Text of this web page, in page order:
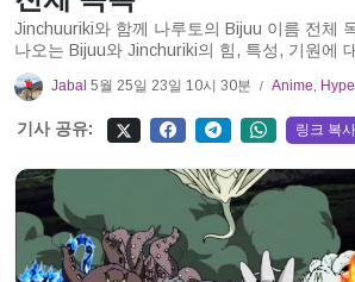
Jinchuuriki와 함께 나루토의 Bijuu 이름 전체
나오는 Bijuu와 Jinchuriki의 힘, 특성, 기원에
Jabal 5월 25일 23일 10시 30분 / Anime, Hype
기사 공유: 링크 복사